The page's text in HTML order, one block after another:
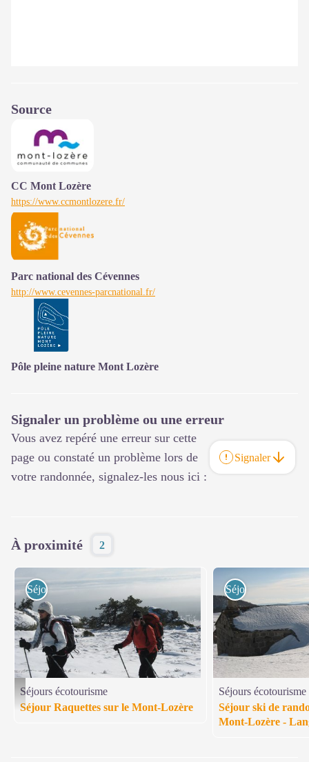
Source
CC Mont Lozère
https://www.ccmontlozere.fr/
Parc national des Cévennes
http://www.cevennes-parcnational.fr/
Pôle pleine nature Mont Lozère
Signaler un problème ou une erreur
Vous avez repéré une erreur sur cette
page ou constaté un problème lors de
votre randonnée, signalez-les nous ici :
Signaler
À proximité 2
© Languedoc Nature - Raquettes-massif du mont Lozère
Séjours écotourisme
Séjours écotourisme
Séjour Raquettes sur le Mont-Lozère
Séjours
Séjours écotourisme
Séjour ski de
Mont-Lozère -